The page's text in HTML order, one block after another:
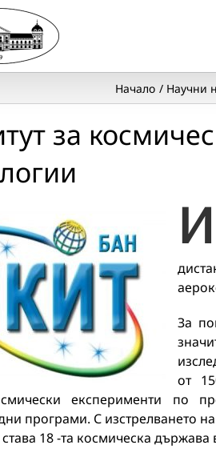
Начало Научни
за
И
За
от
експерименти по
програми. С изстрелването
18 -та космическа държава